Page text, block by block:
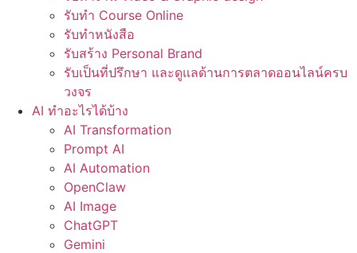
รับทำ Course Online
รับทำหนังสือ
รับสร้าง Personal Brand
รับเป็นที่ปรึกษา และดูแลด้านการตลาดออนไลน์ครบ
วงจร
AI ทำอะไรได้บ้าง
AI Transformation
Prompt AI
AI Automation
OpenClaw
AI Image
ChatGPT
Gemini